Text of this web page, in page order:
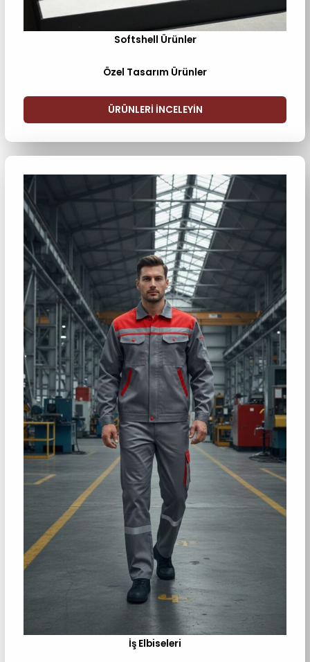
Softshell Ürünler
Özel Tasarım Ürünler
ÜRÜNLERI INCELEYIN
İş Elbiseleri